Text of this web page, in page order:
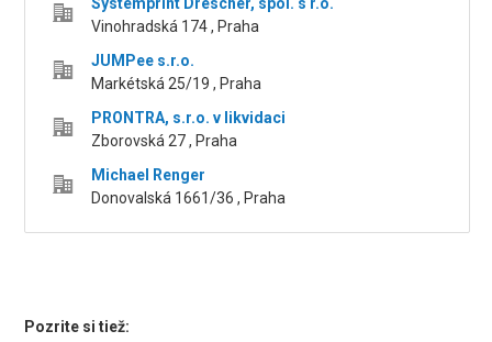
Vinohradská 174 , Praha
JUMPee s.r.o.
Markétská 25/19 , Praha
PRONTRA, s.r.o. v likvidaci
Zborovská 27 , Praha
Michael Renger
Donovalská 1661/36 , Praha
Pozrite si tiež: